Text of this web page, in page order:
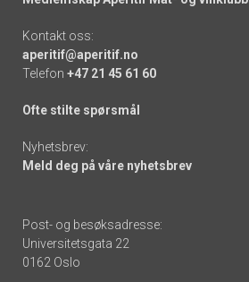
Kontakt oss:
aperitif@aperitif.no
Telefon +47 21 45 61 60
Ofte stilte spørsmål
Nyhetsbrev:
Meld deg på våre nyhetsbrev
Post- og besøksadresse:
Universitetsgata 22
0162 Oslo